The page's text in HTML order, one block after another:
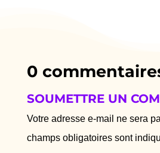
0
SOUMETTRE UN
Votre adresse e-mail ne sera
champs obligatoires sont